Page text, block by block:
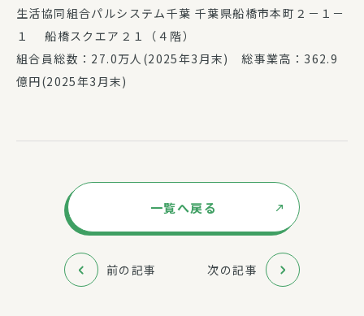
生活協同組合パルシステム千葉 千葉県船橋市本町２－１－
１ 船橋スクエア２１（４階）
組合員総数：27.0万人(2025年3月末) 総事業高：362.9
億円(2025年3月末)
一覧へ戻る
前の記事 次の記事